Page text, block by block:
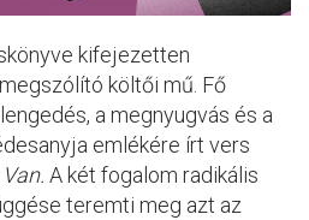
kifejezetten
költői mű. Fő
a megnyugvás és a
emlékére írt vers
A két fogalom radikális
teremti meg azt az